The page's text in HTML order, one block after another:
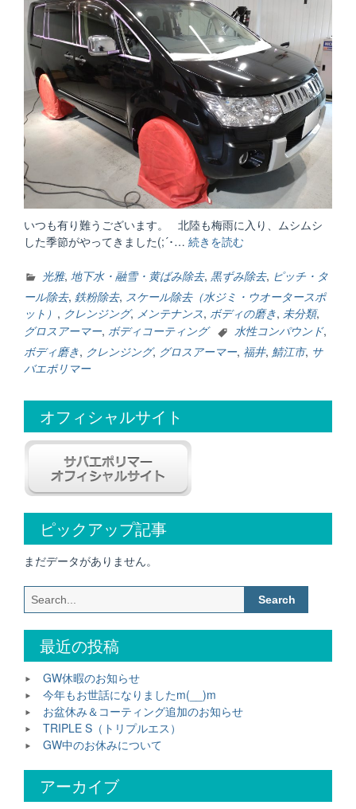
いつも有り難うございます。 北陸も梅雨に入り、ムシムシ
した季節がやってきました(;´･… 続きを読む
乗
る？
何
回
磨
く？”
光雅, 地下水・融雪・黄ばみ除去, 黒ずみ除去, ピッチ・タ
ール除去, 鉄粉除去, スケール除去（水ジミ・ウオータースポ
ット） , クレンジング, メンテナンス, ボディの磨き, 未分類,
グロスアーマー, ボディコーティング 水性コンパウンド,
ボディ磨き, クレンジング, グロスアーマー, 福井, 鯖江市, サ
バエポリマー
オフィシャルサイト
ピックアップ記事
まだデータがありません。
Search
for:
最近の投稿
GW休暇のお知らせ
今年もお世話になりましたm(__)m
お盆休み＆コーティング追加のお知らせ
TRIPLE S（トリプルエス）
GW中のお休みについて
アーカイブ